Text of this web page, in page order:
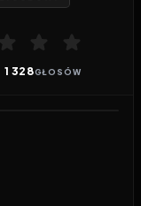
1 328GŁOSÓW